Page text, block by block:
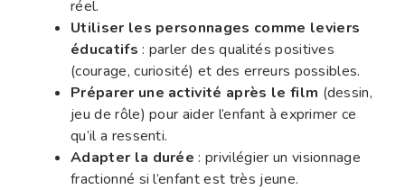
réel.
Utiliser les personnages comme leviers
éducatifs : parler des qualités positives
(courage, curiosité) et des erreurs possibles.
Préparer une activité après le film (dessin,
jeu de rôle) pour aider l’enfant à exprimer ce
qu’il a ressenti.
Adapter la durée : privilégier un visionnage
fractionné si l’enfant est très jeune.